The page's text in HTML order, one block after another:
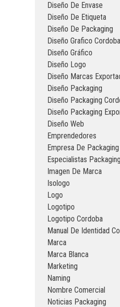
Diseño De Envase
Diseño De Etiqueta
Diseño De Packaging
Diseño Grafico Cordoba
Diseño Gráfico
Diseño Logo
Diseño Marcas
Diseño Packaging
Diseño Packaging
Diseño Packaging
Diseño Web
Emprendedores
Empresa De Packaging
Especialistas
Imagen De Marca
Isologo
Logo
Logotipo
Logotipo Cordoba
Manual De Identidad
Marca
Marca Blanca
Marketing
Naming
Nombre Comercial
Noticias Packaging